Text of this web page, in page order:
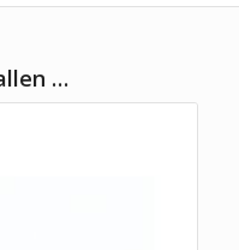
…